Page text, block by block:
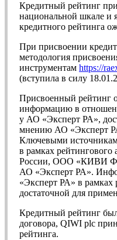
Кредитный рейтинг
национальной шкале и
кредитного рейтинга
При присвоении
методология
инструментам https://
(вступила в силу
Присвоенный рейтинг
информацию в
у АО «Эксперт РА»,
мнению АО «Эксперт
Ключевыми
в рамках рейтингового
России, ООО «КИВИ
АО «Эксперт РА».
«Эксперт РА» в рамках
достаточной для
Кредитный рейтинг
договора, QIWI plc
рейтинга.